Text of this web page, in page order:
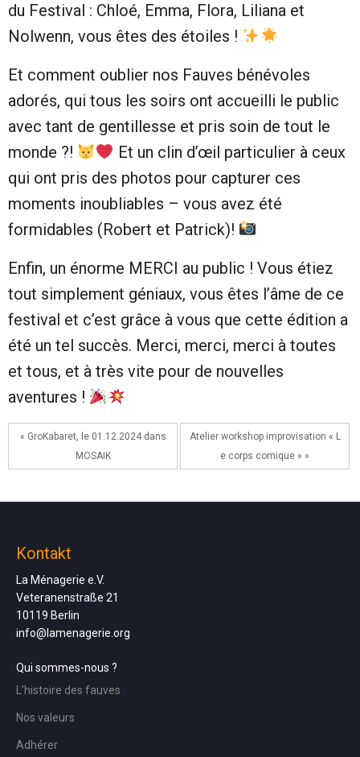
du Festival : Chloé, Emma, Flora, Liliana et
Nolwenn, vous êtes des étoiles !
Et comment oublier nos Fauves bénévoles
adorés, qui tous les soirs ont accueilli le public
avec tant de gentillesse et pris soin de tout le
monde ?!
Et un clin d’œil particulier à ceux
qui ont pris des photos pour capturer ces
moments inoubliables – vous avez été
formidables (Robert et Patrick)!
Enfin, un énorme MERCI au public ! Vous étiez
tout simplement géniaux, vous êtes l’âme de ce
festival et c’est grâce à vous que cette édition a
été un tel succès. Merci, merci, merci à toutes
et tous, et à très vite pour de nouvelles
aventures !
« GroKabaret, le 01.12.2024 dans
MOSAIK
Atelier workshop improvisation « L
e corps comique » »
Kontakt
La Ménagerie e.V.
Veteranenstraße 21
10119 Berlin
info@lamenagerie.org
Qui sommes-nous ?
L’histoire des fauves
Nos valeurs
Adhérer